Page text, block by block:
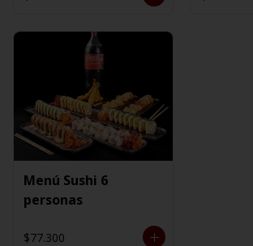
Menú Sushi 6
personas
$77.300